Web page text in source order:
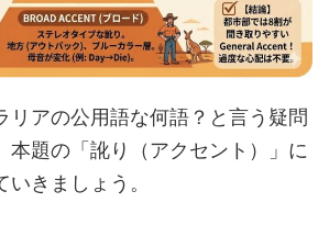
リアの公用語な何語？と言う疑問
本題の「訛り（アクセント）」に
きましょう。